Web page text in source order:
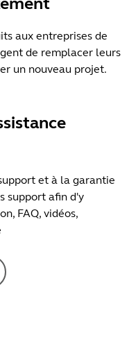
aux entreprises de
de remplacer leurs
un nouveau projet.
et à la garantie
support afin d'y
FAQ, vidéos,